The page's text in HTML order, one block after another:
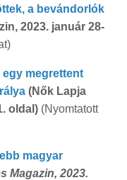
a bevándorlók
2023. január 28-
megrettent
(Nők Lapja
oldal) (Nyomtatott
magyar
Magazin, 2023.